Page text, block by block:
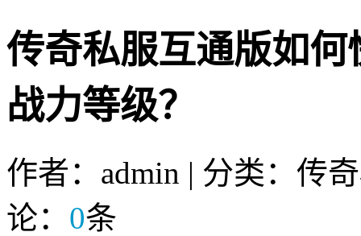
传奇私服互通版如
战力等级？
作者：admin | 分类：传
论： 0条